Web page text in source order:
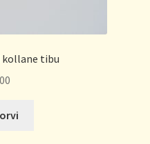
kollane tibu